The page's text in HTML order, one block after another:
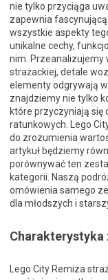
nie tylko przyciąga
zapewnia
wszystkie aspekty
unikalne cechy,
nim. Przeanalizujemy
strażackiej, detale
elementy odgrywają
znajdziemy nie tylko
które przyczyniają
ratunkowych. Lego
do zrozumienia
artykuł będziemy
porównywać ten
kategorii. Naszą
omówienia samego
dla młodszych i
Charakterystyka
Lego City Remiza